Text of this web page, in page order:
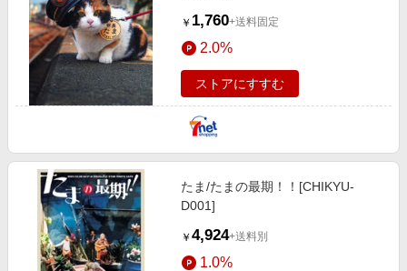
家電・PC・スマホ・カメラ
エンタメ
スポーツ・アウトドア・ゴルフ
インテリア・寝具
旅行・レジャー・ホテル予約
生活・お役立ち
金融・マネー・保険
デジタルコンテンツ
楽天ペイ導入ストア
楽天サービス特集
旅行特集
わくわく夏特集
Apple公式サイト×楽天カード分割払い
Qoo10メガポ
Samsung ボーナスキャンペーン
週末の高還元 夏の長期版
￥ 1,760+送料固定
2.0%
ストアにすすむ
たま/たまの最期！！[CHIKYU-
D001]
￥ 4,924+送料別
1.0%